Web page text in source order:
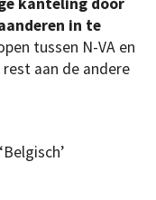
in te
tussen N-VA en
aan de andere